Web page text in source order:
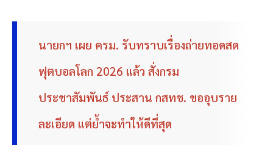
นายกฯ เผย ครม. รับทราบเรื่องถ่ายทอดสด
ฟุตบอลโลก 2026 แล้ว สั่งกรม
ประชาสัมพันธ์ ประสาน กสทช. ขออุบราย
ละเอียด แต่ย้ำจะทำให้ดีที่สุด